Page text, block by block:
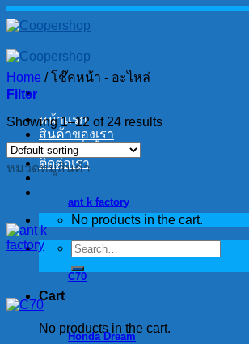
Skip
to
หน้าแรก
สินค้าของเรา
วิธีการสั่งซื้อ
ติดต่อเรา
No products in the cart.
Search
for:
Cart
No products in the cart.
Home /โช๊คหน้า - อะไหล่
Filter
Showing 1–12 of 24 results
หมวดหมู่สินค้า
ant k factory
C70
Honda Dream